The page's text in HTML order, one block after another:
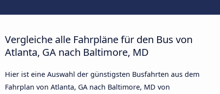
Vergleiche alle Fahrpläne für den Bus von
Atlanta, GA nach Baltimore, MD
Hier ist eine Auswahl der günstigsten Busfahrten aus dem
Fahrplan von Atlanta, GA nach Baltimore, MD von